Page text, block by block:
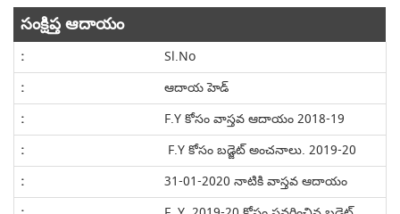
సంక్షిప్త ఆదాయం
Sl.No
ఆదాయ హెడ్
F.Y కోసం వాస్తవ ఆదాయం 2018-19
F.Y కోసం బడ్జెట్ అంచనాలు. 2019-20
31-01-2020 నాటికి వాస్తవ ఆదాయం